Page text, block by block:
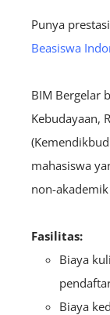
Punya
Beasiswa
BIM Bergelar
Kebudayaan,
mahasiswa
non-
Fasilitas:
Biaya
Biaya